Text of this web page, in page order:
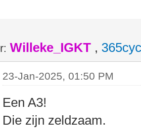
Willeke_IGKT ,
23-Jan-2025, 01:50 PM
Een A3!
Die zijn zeldzaam.